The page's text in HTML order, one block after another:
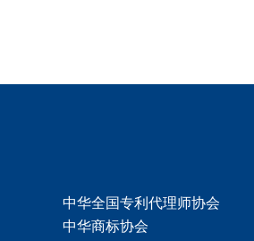
中华全国专利代理师协会
中华商标协会